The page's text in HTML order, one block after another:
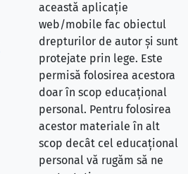
această aplicație
web/mobile fac obiectul
drepturilor de autor și sunt
protejate prin lege. Este
permisă folosirea acestora
doar în scop educațional
personal. Pentru folosirea
acestor materiale în alt
scop decât cel educațional
personal vă rugăm să ne